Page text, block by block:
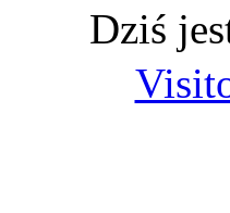
Dziś